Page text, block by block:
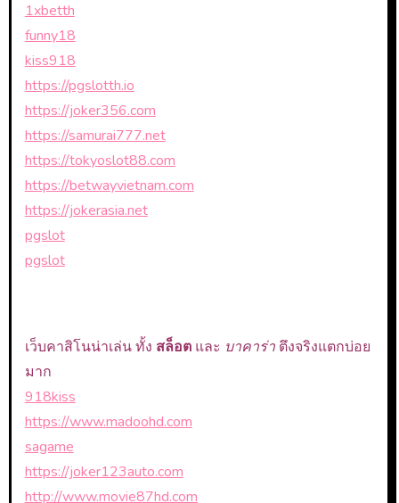
1xbetth
funny18
kiss918
https://pgslotth.io
https://joker356.com
https://samurai777.net
https://tokyoslot88.com
https://betwayvietnam.com
https://jokerasia.net
pgslot
pgslot
เว็บคาสิโนน่าเล่น ทั้ง สล็อตและ บาคาร่าตึงจริงแตกบ่อย
มาก
918kiss
https://www.madoohd.com
sagame
https://joker123auto.com
http://www.movie87hd.com